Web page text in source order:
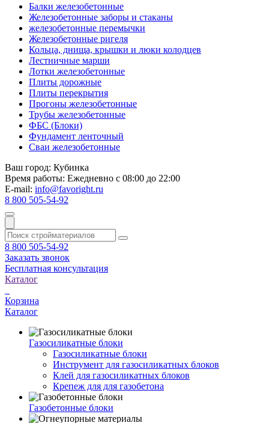
Балки железобетонные
Железобетонные заборы и стаканы
железобетонные перемычки
Железобетонные ригеля
Кольца, днища, крышки и люки колодцев
Лестничные марши
Лотки железобетонные
Плиты дорожные
Плиты перекрытия
Прогоны железобетонные
Трубы железобетонные
ФБС (Блоки)
Фундамент ленточный
Сваи железобетонные
Ваш город: Кубинка
Время работы: Ежедневно с 08:00 до 22:00
E-mail: info@favoright.ru
8 800 505-54-92
8 800 505-54-92
Заказать звонок
Бесплатная консультация
Каталог
Корзина
Каталог
Газосиликатные блоки
Газосиликатные блоки
Инструмент для газосиликатных блоков
Клей для газосиликатных блоков
Крепеж для для газобетона
Газобетонные блоки